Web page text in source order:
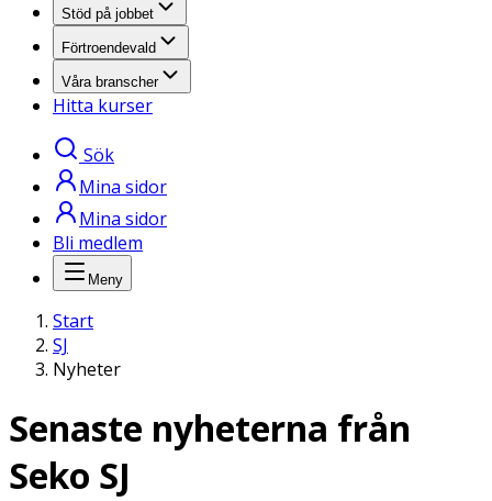
Stöd på jobbet
Förtroendevald
Våra branscher
Hitta kurser
Sök
Mina sidor
Mina sidor
Bli medlem
Meny
Start
SJ
Nyheter
Senaste nyheterna från
Seko SJ